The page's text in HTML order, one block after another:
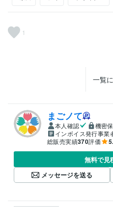
1
一覧
まごノて
本人確認
機密
インボイス発行事業
総販売実績370評価
無料で見
メッセージを送る